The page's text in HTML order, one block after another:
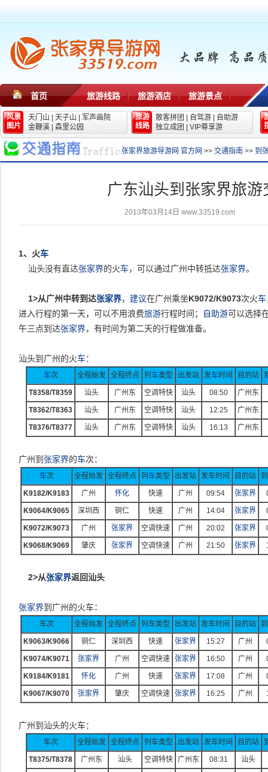
首页 旅游线路 旅游酒店 旅游景点
风景
图片
天门山 天子山
军声画院
金鞭溪
森里公园
旅游
线路
散客拼团 自驾游
自助游
独立成团
VIP尊享游
张家界旅游导游网 官方网 >> 交通指南 >> 到
广东汕头到张家界旅游
2013年03月14日 www.33519.com
1、火车
汕头没有直达张家界的火车，可以通过广州中转抵达张家界。
1>从广州中转到达张家界， 建议在广州乘坐K9072/K9073次火车
进入行程的第一天，可以不用浪费旅游行程时间； 自助游可以选择
午三点到达张家界，有时间为第二天的行程做准备。
汕头到广州的火车：
车次 全程始发 全程终点 列 车类型 出发站 发车时间 目的站
T8358/T8359 汕头 广州东 空调特快 汕头 08:50 广州东
T8362/T8363 汕头 广州东 空调特快 汕头 12:25 广州东
T8376/T8377 汕头 广州东 空调特快 汕头 16:13 广州东
广州到 张家界的车次：
车次 全程始发 全程终点 列 车类型 出发站 发车时间 目的站
K9182/K9183 广州 怀化 快速 广州 09:54 张家界
K9064/K9065 深圳西 铜仁 快速 广州 14:04 张家界
K9072/K9073 广州 张家界 空调快速 广州 20:02 张家界
K9068/K9069 肇庆 张家界 空调快速 广州 21:50 张家界
2>从张家界返回汕头
张家界到广州的火车：
车次 全程始发 全程终点 列车类型 出发站 发车时间 目的站
K9063/K9066 铜仁 深圳西 快速 张家界 15:27 广州
K9074/K9071 张家界 广州 空调快速 张家界 16:50 广州
K9184/K9181 怀化 广州 快速 张家界 17:08 广州
K9067/K9070 张家界 肇庆 空调快速 张家界 16:25 广州
广州到汕头的火车：
车次 全程始发 全程终点 列车类型 出发站 发车时间 目的站
T8375/T8378 广州东 汕头 空调特快 广州东 08:31 汕头